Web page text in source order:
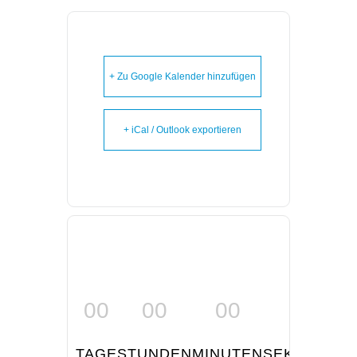
+ Zu Google Kalender hinzufügen
+ iCal / Outlook exportieren
00
TAGE
00
STUNDEN
00
MINUTENSEKUNDEN